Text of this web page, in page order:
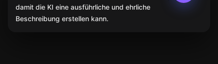
damit die KI eine ausführliche und ehrliche
Beschreibung erstellen kann.